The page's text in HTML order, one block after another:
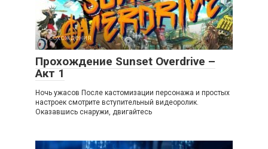
Прохождения
Прохождение Sunset Overdrive –
Акт 1
Ночь ужасов После кастомизации персонажа и простых
настроек смотрите вступительный видеоролик.
Оказавшись снаружи, двигайтесь